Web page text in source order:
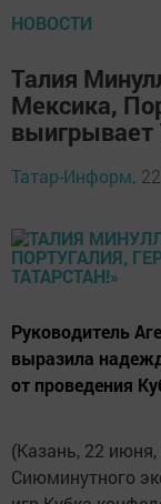
НОВОСТИ
Талия
Мексика,
выигрывает
Татар-Информ,
Руководитель
выразила
от проведения
(Казань, 22
Сиюминутного